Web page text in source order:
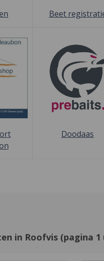
Beet
Doodaas
in Roofvis (pagina 1